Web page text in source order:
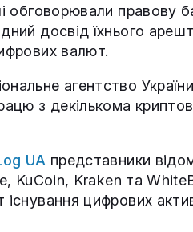
обговорювали правову
досвід їхнього
валют.
агентство
з декількома
UA представники
KuCoin, Kraken та
цифрових